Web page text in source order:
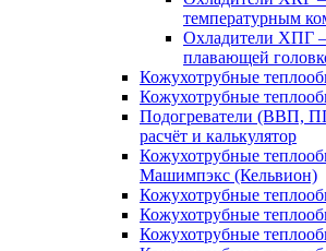
температурным
Охладители ХПГ
плавающей
Кожухотрубные
Кожухотрубные
Подогреватели (ВВП,
расчёт и калькулятор
Кожухотрубные
Машимпэкс (Кельвион)
Кожухотрубные
Кожухотрубные
Кожухотрубные